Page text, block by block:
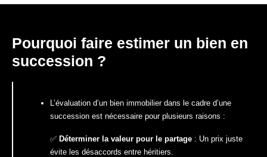
Pourquoi faire estimer un bien en
succession ?
L’évaluation d’un bien immobilier dans le cadre d’une
succession est nécessaire pour plusieurs raisons :
✅ Déterminer la valeur pour le partage : Un prix juste
évite les désaccords entre héritiers.